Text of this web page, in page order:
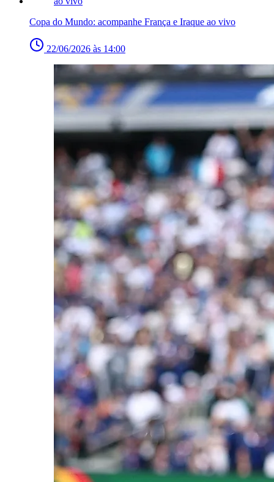
Copa do Mundo: acompanhe França e Iraque ao vivo
22/06/2026 às 14:00